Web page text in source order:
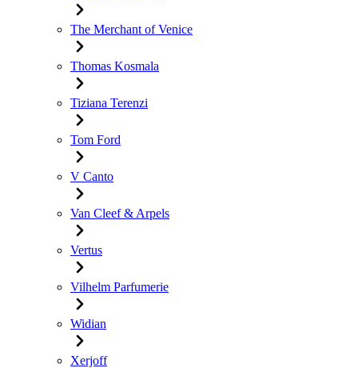
The Merchant of Venice
Thomas Kosmala
Tiziana Terenzi
Tom Ford
V Canto
Van Cleef & Arpels
Vertus
Vilhelm Parfumerie
Widian
Xerjoff